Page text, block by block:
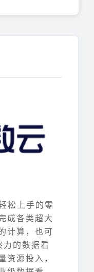
松上手的零
成各类超大
计算，也可
的数据看
源投入，